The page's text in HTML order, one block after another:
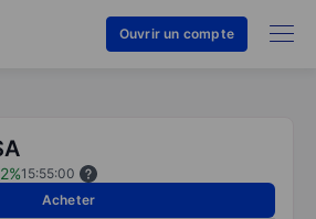
Ouvrir un compte
15:55:00
Acheter